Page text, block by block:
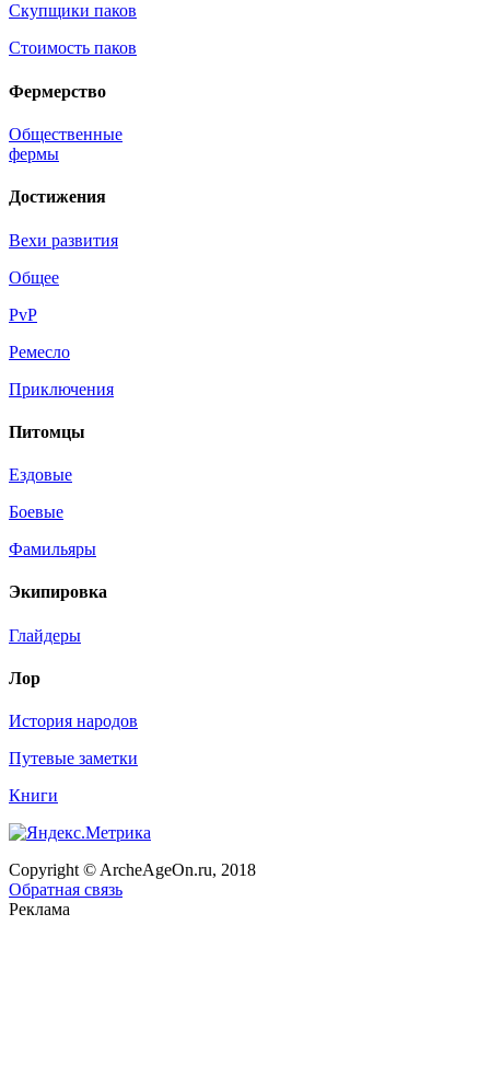
Скупщики паков
Стоимость паков
Фермерство
Общественные
фермы
Достижения
Вехи развития
Общее
PvP
Ремесло
Приключения
Питомцы
Ездовые
Боевые
Фамильяры
Экипировка
Глайдеры
Лор
История народов
Путевые заметки
Книги
Copyright © ArcheAgeOn.ru, 2018
Обратная связь
Реклама